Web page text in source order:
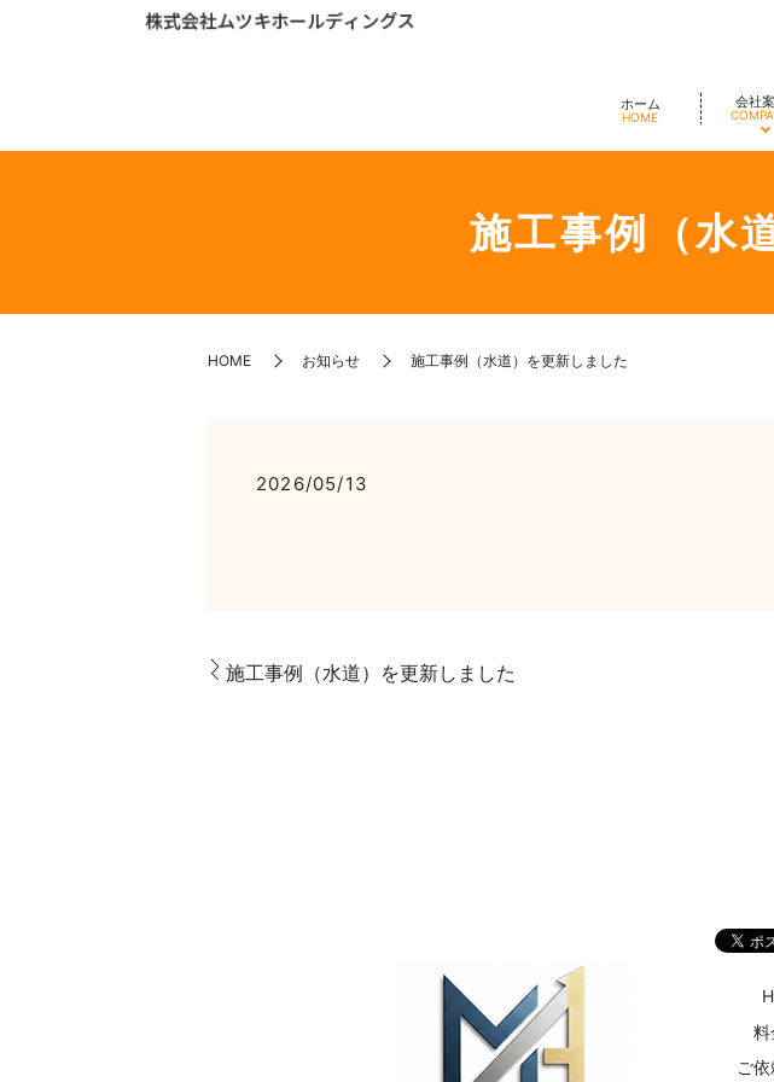
ホーム
HOME
会社
施工事例（水
HOME お知らせ 施工事例（水道）を更新しました
2026/05/13
施工事例（水道）を更新しました
料
ご